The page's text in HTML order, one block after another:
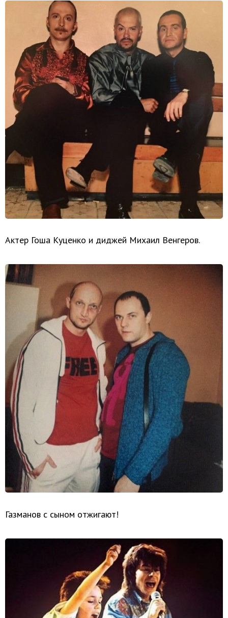
Актер Гоша Куценко и диджей Михаил Венгеров.
Газманов с сыном отжигают!